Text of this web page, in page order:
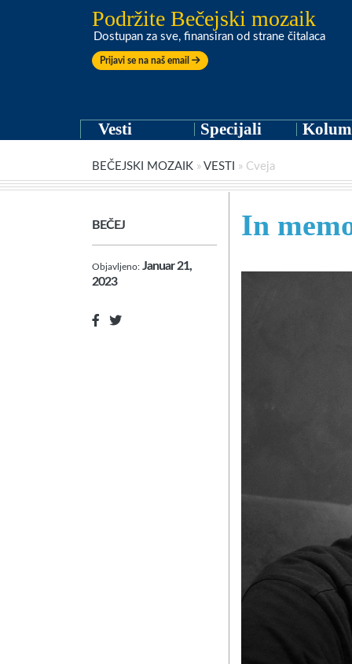
Podržite Bečejski mozaik
Dostupan za sve, finansiran od strane čitalaca
Prijavi se na naš email
Vesti Specijali
BEČEJSKI MOZAIK » VESTI » Cveja
BEČEJ
Objavljeno: Januar 21,
2023
In